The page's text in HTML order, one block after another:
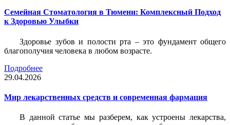
Семейная Стоматология в Тюмени: Комплексный Подход
к Здоровью Улыбки
Здоровье зубов и полости рта – это фундамент общего
благополучия человека в любом возрасте.
Подробнее
29.04.2026
Мир лекарственных средств и современная фармация
В данной статье мы разберем, как устроены лекарства,